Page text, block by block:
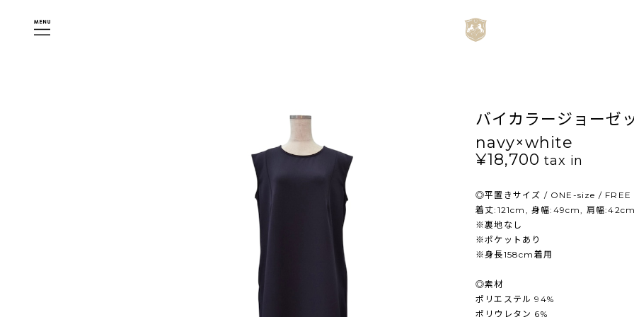
バイカラージョーゼ
navy×white
¥18,700 tax in
◎平置きサイズ / ONE-size / FREE
着丈:121cm, 身幅:49cm, 肩幅:42cm
※裏地なし
※ポケットあり
※身長158cm着用
◎素材
ポリエステル 94%
ポリウレタン 6%